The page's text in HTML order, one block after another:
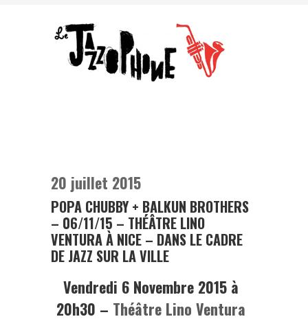
20 juillet 2015
POPA CHUBBY + BALKUN BROTHERS
– 06/11/15 – THÉÂTRE LINO
VENTURA À NICE – DANS LE CADRE
DE JAZZ SUR LA VILLE
Vendredi 6 Novembre 2015 à
20h30 – Théâtre Lino Ventura